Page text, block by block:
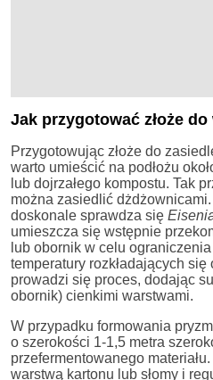
Jak przygotować złoże
Przygotowując złoże do
warto umieścić na podłożu
lub dojrzałego kompostu. Tak
można zasiedlić dżdżownicami.
doskonale sprawdza się
umieszcza się wstępnie
lub obornik w celu
temperatury rozkładających
prowadzi się proces, dodając
obornik) cienkimi warstwami.
W przypadku formowania
o szerokości 1-1,5 metra
przefermentowanego
warstwą kartonu lub słomy i